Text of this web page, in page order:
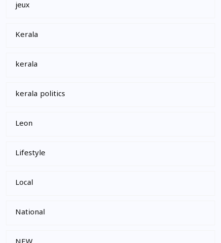
jeux
Kerala
kerala
kerala politics
Leon
Lifestyle
Local
National